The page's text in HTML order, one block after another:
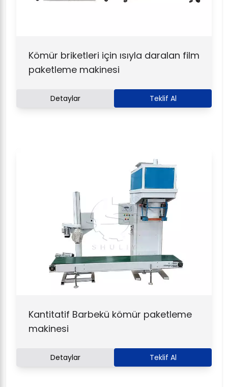
Kömür briketleri için ısıyla daralan film
paketleme makinesi
Detaylar Teklif Al
Kantitatif Barbekü kömür paketleme
makinesi
Detaylar Teklif Al